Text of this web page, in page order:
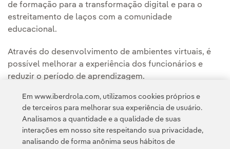
de formação para a transformação digital e para o
estreitamento de laços com a comunidade
educacional.
Através do desenvolvimento de ambientes virtuais, é
possível melhorar a experiência dos funcionários e
reduzir o período de aprendizagem.
A Iberdrola criou a Comunidade Digital Iberdrola, onde
compartilha com centros educacionais diversas
instalações virtuais que aproximam os jovens do setor
energético e do mundo do trabalho.
Em www.iberdrola.com, utilizamos cookies próprios e
de terceiros para melhorar sua experiência de usuário.
Analisamos a quantidade e a qualidade de suas
interações em nosso site respeitando sua privacidade,
analisando de forma anônima seus hábitos de